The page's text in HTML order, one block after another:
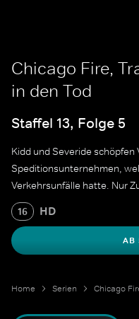
Chicago Fire,
in den Tod
Staffel 13, Folge 5
Kidd und Severide
Speditionsunternehmen,
Verkehrsunfälle hatte. Nur
16 HD
AB
Home Serien Chicago